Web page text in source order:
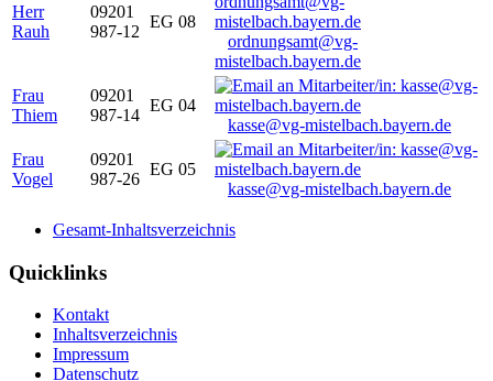
Herr
Rauh
09201
987-12
EG 08
ordnungsamt@vg-
mistelbach.bayern.de
Frau
Thiem
09201
987-14
EG 04
kasse@vg-mistelbach.bayern.de
Frau
Vogel
09201
987-26
EG 05
kasse@vg-mistelbach.bayern.de
Gesamt-Inhaltsverzeichnis
Quicklinks
Kontakt
Inhaltsverzeichnis
Impressum
Datenschutz